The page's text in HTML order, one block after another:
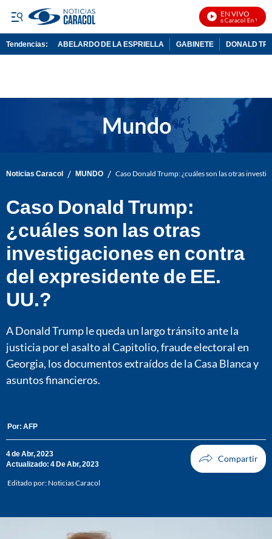
EN VIVO
Noticias Caracol En Vivo
Tendencias: ABELARDO DE LA ESPRIELLA GABINETE DONALD
Noticias Caracol / MUNDO / Caso Donald Trump: ¿cuáles son las otras
Caso Donald Trump:
¿cuáles son las otras
investigaciones en contra
del expresidente de EE.
UU.?
A Donald Trump le queda un largo tránsito ante la
justicia por el asalto al Capitolio, fraude electoral en
Georgia, los documentos extraídos de la Casa Blanca y
asuntos financieros.
Por: AFP
4 de Abr, 2023
Actualizado: 4 De Abr, 2023
Editado por: Noticias Caracol